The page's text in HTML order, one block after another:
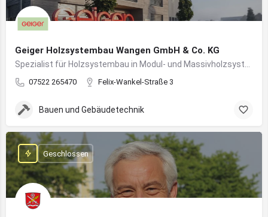
Geiger Holzsystembau Wangen GmbH & Co. KG
07522 265470 Felix-Wankel-Straße 3
Bauen und Gebäudetechnik
Geschlossen